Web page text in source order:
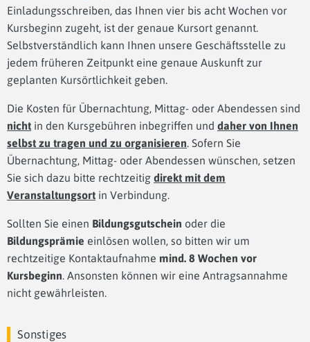
Einladungsschreiben, das Ihnen vier bis acht Wochen vor
Kursbeginn zugeht, ist der genaue Kursort genannt.
Selbstverständlich kann Ihnen unsere Geschäftsstelle zu
jedem früheren Zeitpunkt eine genaue Auskunft zur
geplanten Kursörtlichkeit geben.
Die Kosten für Übernachtung, Mittag- oder Abendessen sind
nicht in den Kursgebühren inbegriffen und daher von Ihnen
selbst zu tragen und zu organisieren. Sofern Sie
Übernachtung, Mittag- oder Abendessen wünschen, setzen
Sie sich dazu bitte rechtzeitig direkt mit dem
Veranstaltungsort in Verbindung.
Sollten Sie einen Bildungsgutschein oder die
Bildungsprämie einlösen wollen, so bitten wir um
rechtzeitige Kontaktaufnahme mind. 8 Wochen vor
Kursbeginn. Ansonsten können wir eine Antragsannahme
nicht gewährleisten.
Sonstiges